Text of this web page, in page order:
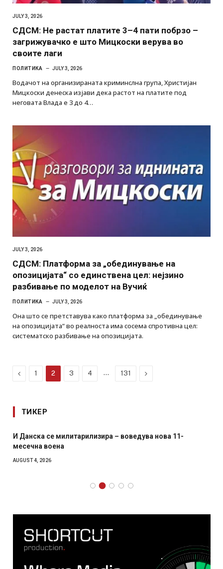
JULY 3, 2026
СДСМ: Не растат платите 3–4 пати побрзо –
загрижувачко е што Мицкоски верува во
своите лаги
ПОЛИТИКА JULY 3, 2026
Водачот на организираната криминслна група, Христијан
Мицкоски денеска изјави дека растот на платите под
неговата Влада е 3 до 4…
JULY 3, 2026
СДСМ: Платформа за „обединување на
опозицијата“ со единствена цел: нејзино
разбивање по моделот на Вучиќ
ПОЛИТИКА JULY 3, 2026
Она што се претставува како платформа за „обединување
на опозицијата“ во реалноста има сосема спротивна цел:
систематско разбивање на опозицијата.
Previous
1 2 3 4 … 131 Next
ТИКЕР
И Данска се милитарилизира – воведува нова 11-
месечна воена
AUGUST 4, 2026